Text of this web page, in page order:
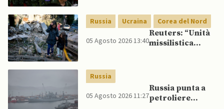
testare
flessibilità di
comando
Russia Ucraina Corea del Nord
05 Agosto 2026 13:40
Reuters: “Unità
missilistica
balistici
potrebbero
presto colpire
Russia
05 Agosto 2026 11:27
Russia punta a
petroliere